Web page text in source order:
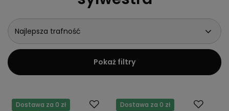
Najlepsza trafność
Pokaż filtry
Dostawa za 0 zł
Dostawa za 0 zł